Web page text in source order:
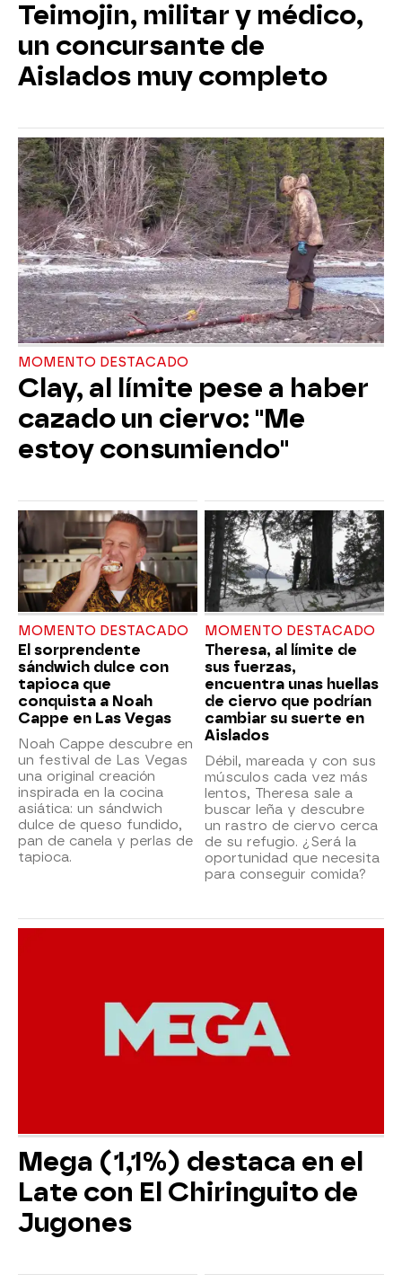
Teimojin, militar y médico,
un concursante de
Aislados muy completo
MOMENTO DESTACADO
Clay, al límite pese a haber
cazado un ciervo: "Me
estoy consumiendo"
MOMENTO DESTACADO
El sorprendente
sándwich dulce con
tapioca que
conquista a Noah
Cappe en Las Vegas
Noah Cappe descubre en
un festival de Las Vegas
una original creación
inspirada en la cocina
asiática: un sándwich
dulce de queso fundido,
pan de canela y perlas de
tapioca.
MOMENTO DESTACADO
Theresa, al límite de
sus fuerzas,
encuentra unas huellas
de ciervo que podrían
cambiar su suerte en
Aislados
Débil, mareada y con sus
músculos cada vez más
lentos, Theresa sale a
buscar leña y descubre
un rastro de ciervo cerca
de su refugio. ¿Será la
oportunidad que necesita
para conseguir comida?
Mega (1,1%) destaca en el
Late con El Chiringuito de
Jugones